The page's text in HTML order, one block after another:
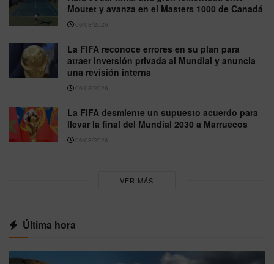
Moutet y avanza en el Masters 1000 de Canadá
06/08/2026
La FIFA reconoce errores en su plan para
atraer inversión privada al Mundial y anuncia
una revisión interna
06/08/2026
La FIFA desmiente un supuesto acuerdo para
llevar la final del Mundial 2030 a Marruecos
06/08/2026
VER MÁS
Última hora